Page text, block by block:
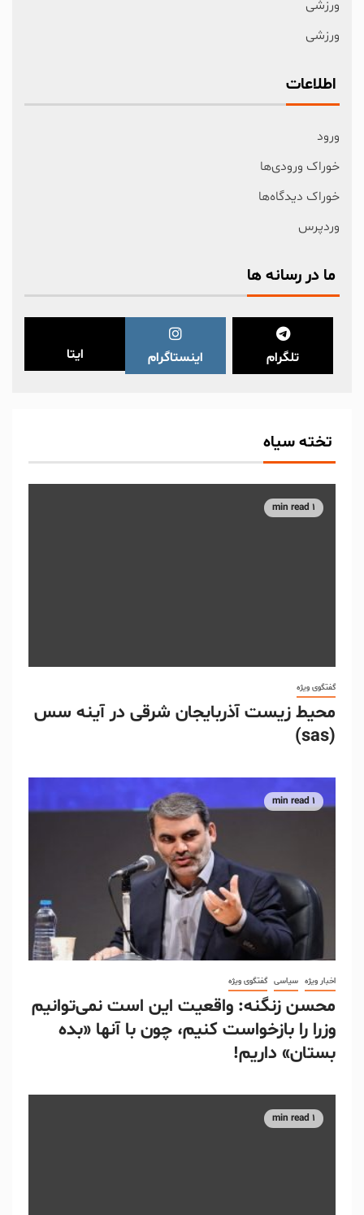
ورزشی
ورزشی
اطلاعات
ورود
خوراک ورودی‌ها
خوراک دیدگاه‌ها
وردپرس
ما در رسانه ها
تلگرام اینستاگرام ایتا
تخته سیاه
1 min read
گفتگوی ویژه
محیط زیست آذربایجان شرقی در آینه سس
(sas)
1 min read
اخبار ویژه سیاسی گفتگوی ویژه
محسن زنگنه: واقعیت این است نمی‌توانیم
وزرا را بازخواست کنیم، چون با آنها «بده
بستان» داریم!
1 min read